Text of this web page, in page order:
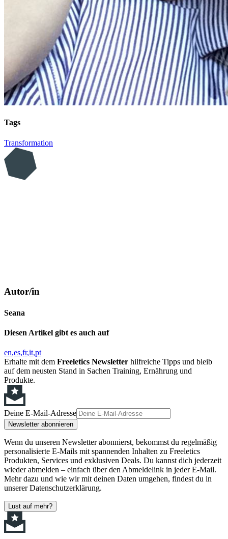
Tags
Transformation
Autor/in
Seana
Diesen Artikel gibt es auch auf
en es fr it pt
Erhalte mit dem Freeletics Newsletter hilfreiche Tipps und bleib
auf dem neusten Stand in Sachen Training, Ernährung und
Produkte.
Deine E-Mail-Adresse
Newsletter abonnieren
Wenn du unseren Newsletter abonnierst, bekommst du regelmäßig
personalisierte E-Mails mit spannenden Inhalten zu Freeletics
Produkten, Services und exklusiven Deals. Du kannst dich jederzeit
wieder abmelden – einfach über den Abmeldelink in jeder E-Mail.
Mehr dazu und wie wir mit deinen Daten umgehen, findest du in
unserer Datenschutzerklärung.
Lust auf mehr?